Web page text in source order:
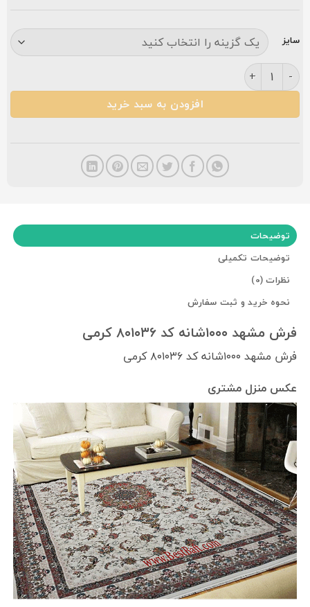
سایز
فرش مشهد ۱۰۰۰شانه کد ۸۰۱۰۳۶ کرمی عدد
افزودن به سبد خرید
توضیحات
توضیحات تکمیلی
نظرات (0)
نحوه خرید و ثبت سفارش
فرش مشهد ۱۰۰۰شانه کد ۸۰۱۰۳۶ کرمی
فرش مشهد ۱۰۰۰شانه کد ۸۰۱۰۳۶ کرمی
عکس منزل مشتری